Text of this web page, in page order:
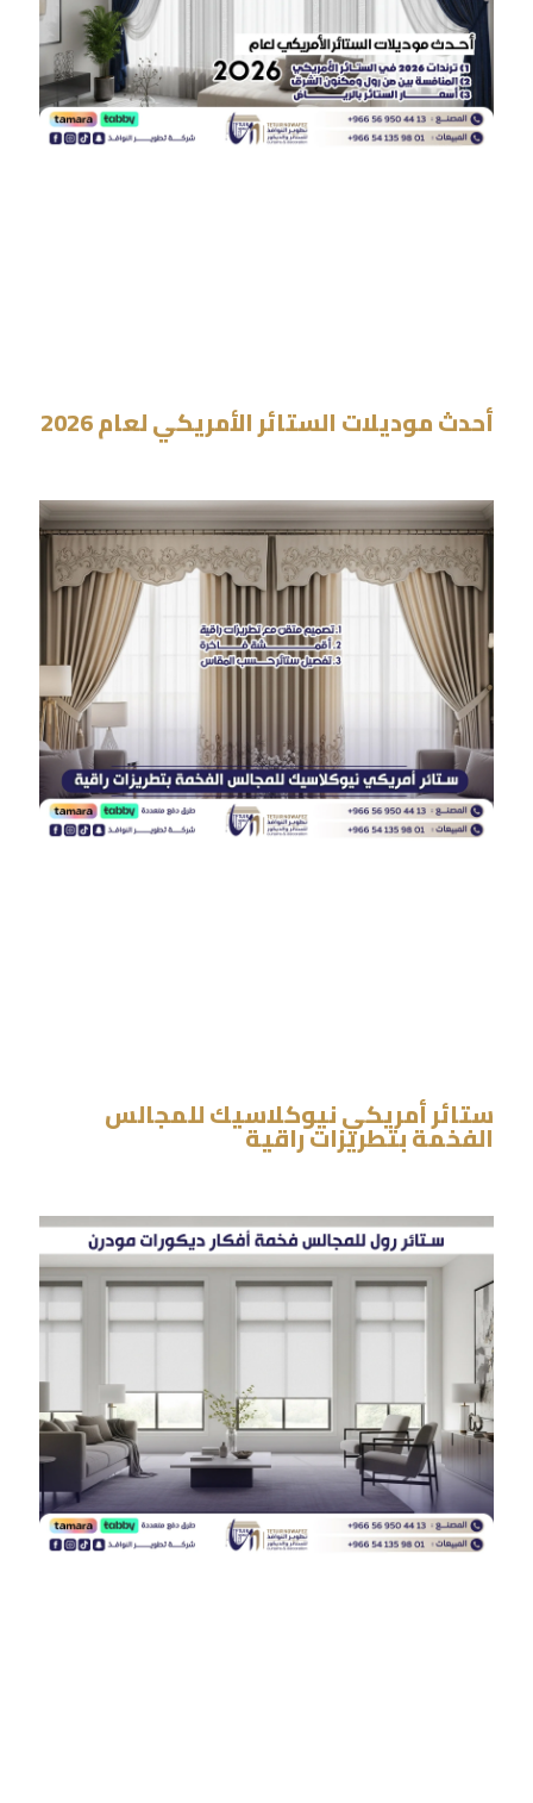
أحدث موديلات الستائر الأمريكي لعام 2026
ستائر أمريكي نيوكلاسيك للمجالس
الفخمة بتطريزات راقية